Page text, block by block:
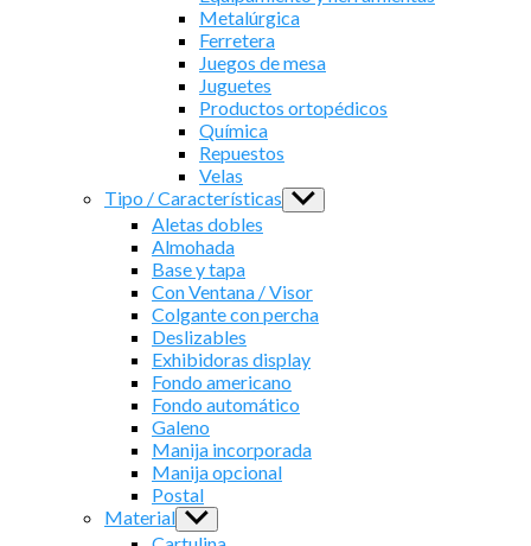
Metalúrgica
Ferretera
Juegos de mesa
Juguetes
Productos ortopédicos
Química
Repuestos
Velas
Tipo / Características Show
sub
Aletas dobles
Almohada
Base y tapa
Con Ventana / Visor
Colgante con percha
Deslizables
Exhibidoras display
Fondo americano
Fondo automático
Galeno
Manija incorporada
Manija opcional
Postal
Material Show
sub